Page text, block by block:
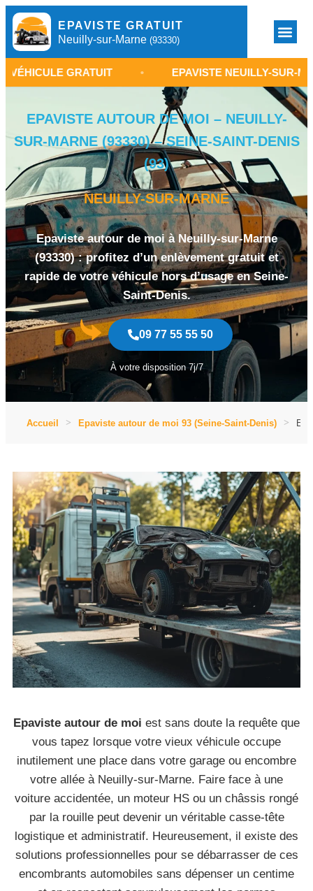
EPAVISTE GRATUIT
Neuilly-sur-Marne (93330)
GRATUIT • EPAVISTE NEUILLY-SUR-MARNE 93330
EPAVISTE AUTOUR DE MOI – NEUILLY-
SUR-MARNE (93330) – SEINE-SAINT-DENIS
(93)
NEUILLY-SUR-MARNE
Epaviste autour de moi à Neuilly-sur-Marne
(93330) : profitez d’un enlèvement gratuit et
rapide de votre véhicule hors d’usage en Seine-
Saint-Denis.
09 77 55 55 50
À votre disposition 7j/7
Accueil Epaviste autour de moi 93 (Seine-Saint-Denis)
Epaviste autour de moi est sans doute la requête que
vous tapez lorsque votre vieux véhicule occupe
inutilement une place dans votre garage ou encombre
votre allée à Neuilly-sur-Marne. Faire face à une
voiture accidentée, un moteur HS ou un châssis rongé
par la rouille peut devenir un véritable casse-tête
logistique et administratif. Heureusement, il existe des
solutions professionnelles pour se débarrasser de ces
encombrants automobiles sans dépenser un centime